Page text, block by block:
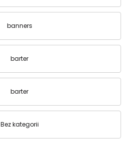
banners
barter
barter
Bez kategorii